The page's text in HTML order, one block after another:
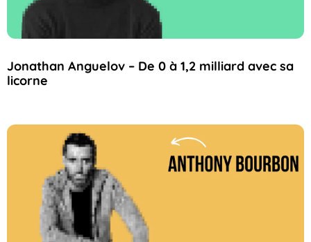
Jonathan Anguelov – De 0 à 1,2 milliard avec sa
licorne